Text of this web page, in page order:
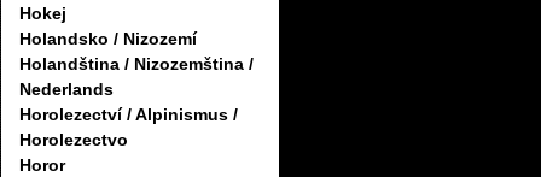
Hokej
Holandsko / Nizozemí
Holandština / Nizozemština /
Nederlands
Horolezectví / Alpinismus /
Horolezectvo
Horor